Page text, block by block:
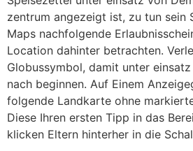
zentrum angezeigt ist, zu tun sein
Maps nachfolgende
Location dahinter betrachten.
Globussymbol, damit unter
nach beginnen. Auf Einem
folgende Landkarte ohne
Diese Ihren ersten Tipp in das
klicken Eltern hinterher in die